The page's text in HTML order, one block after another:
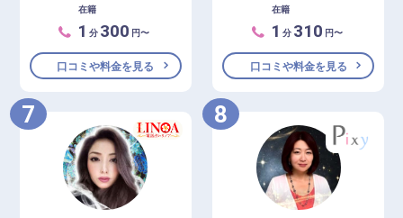
在籍
1 分 300 円〜
口コミや料金を見る
在籍
1 分 310 円〜
口コミや料金を見る
7 8